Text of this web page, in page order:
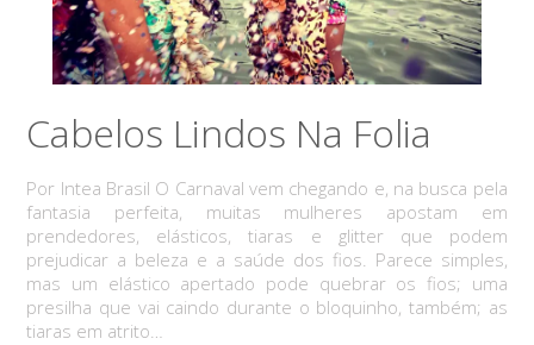
Cabelos Lindos Na Folia
Por Intea Brasil O Carnaval vem chegando e, na busca pela
fantasia perfeita, muitas mulheres apostam em
prendedores, elásticos, tiaras e glitter que podem
prejudicar a beleza e a saúde dos fios. Parece simples,
mas um elástico apertado pode quebrar os fios; uma
presilha que vai caindo durante o bloquinho, também; as
tiaras em atrito…